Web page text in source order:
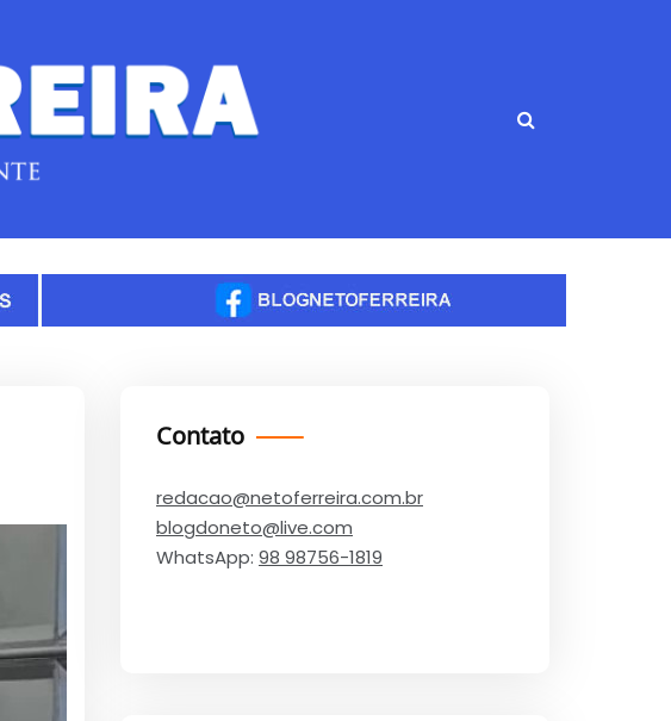
Contato
redacao@netoferreira.com.br
blogdoneto@live.com
WhatsApp: 98 98756-1819